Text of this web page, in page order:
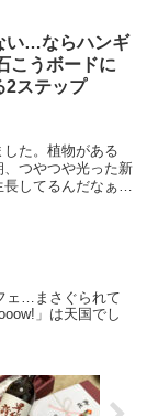
い…ならハンギ
こうボードに
2ステップ
た。植物がある
つやつや光った新
してるんだなぁ
ェ…まさぐられて
」は天国でし